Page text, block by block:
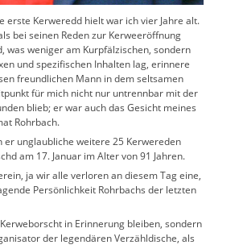
erste Kerweredd hielt war ich vier Jahre alt.
bei seinen Reden zur Kerweeröffnung
was weniger am Kurpfälzischen, sondern
und spezifischen Inhalten lag, erinnere
freundlichen Mann in dem seltsamen
für mich nicht nur untrennbar mit der
blieb; er war auch das Gesicht meines
Rohrbach.
er unglaubliche weitere 25 Kerwereden
am 17. Januar im Alter von 91 Jahren.
ja wir alle verloren an diesem Tag eine,
Persönlichkeit Rohrbachs der letzten
in Erinnerung bleiben, sondern
der legendären Verzähldische, als